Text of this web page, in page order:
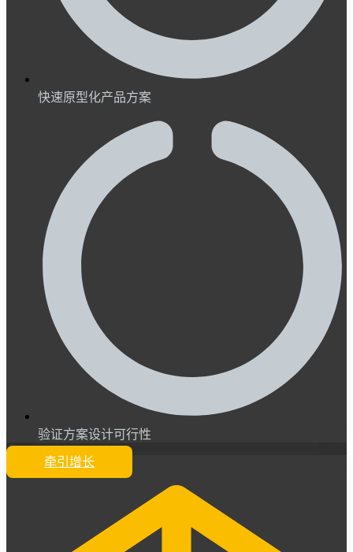
快速原型化产品方案
验证方案设计可行性
牵引增长